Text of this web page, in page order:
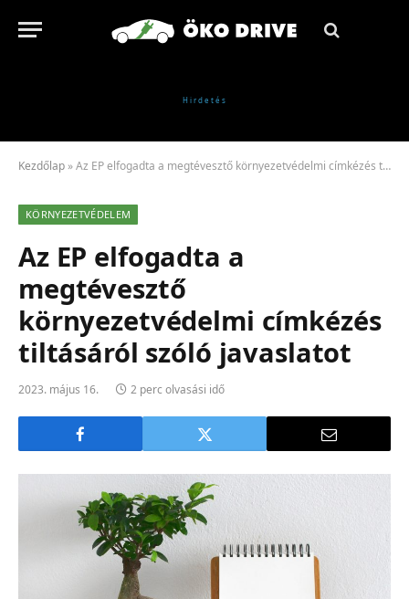
Kezdőlap »Az EP elfogadta a megtévesztő környezetvédelmi címkézés tiltásáról szóló javaslatot
KÖRNYEZETVÉDELEM
Az EP elfogadta a
megtévesztő
környezetvédelmi címkézés
tiltásáról szóló javaslatot
2023. május 16. 2 perc olvasási idő